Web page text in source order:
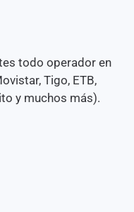
todo operador en
Tigo, ETB,
y muchos más).